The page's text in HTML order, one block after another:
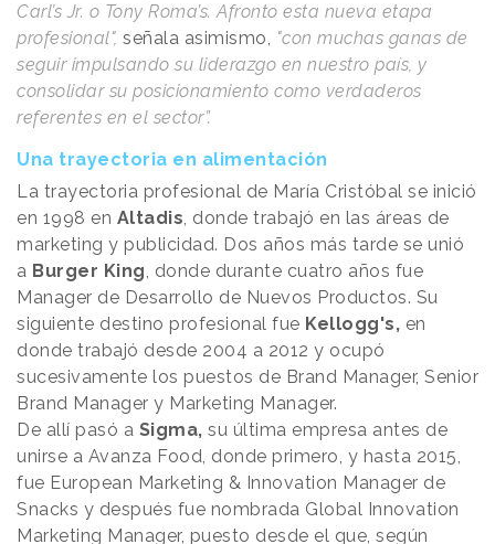
Carl’s Jr. o Tony Roma’s. Afronto esta nueva etapa
profesional", señala asimismo, "con muchas ganas de
seguir impulsando su liderazgo en nuestro país, y
consolidar su posicionamiento como verdaderos
referentes en el sector”.
Una trayectoria en alimentación
La trayectoria profesional de María Cristóbal se inició
en 1998 en Altadis, donde trabajó en las áreas de
marketing y publicidad. Dos años más tarde se unió
a Burger King, donde durante cuatro años fue
Manager de Desarrollo de Nuevos Productos. Su
siguiente destino profesional fue Kellogg's, en
donde trabajó desde 2004 a 2012 y ocupó
sucesivamente los puestos de Brand Manager, Senior
Brand Manager y Marketing Manager.
De allí pasó a Sigma, su última empresa antes de
unirse a Avanza Food, donde primero, y hasta 2015,
fue European Marketing & Innovation Manager de
Snacks y después fue nombrada Global Innovation
Marketing Manager, puesto desde el que, según